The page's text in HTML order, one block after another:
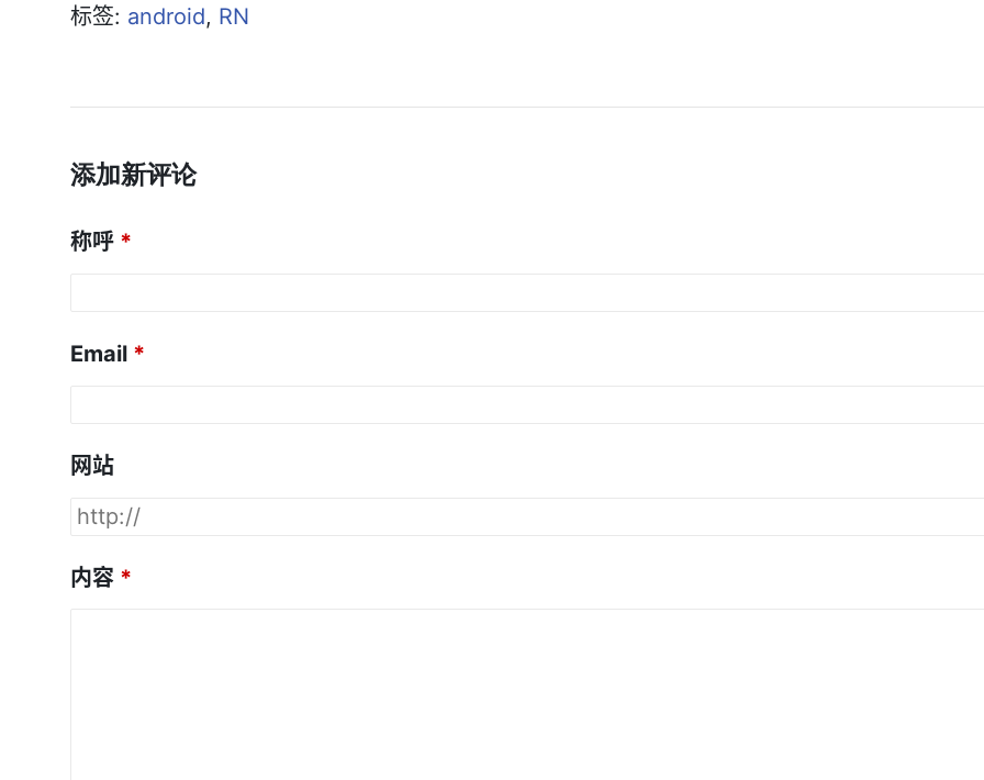
标签: android, RN
添加新评论
称呼
Email
网站
内容